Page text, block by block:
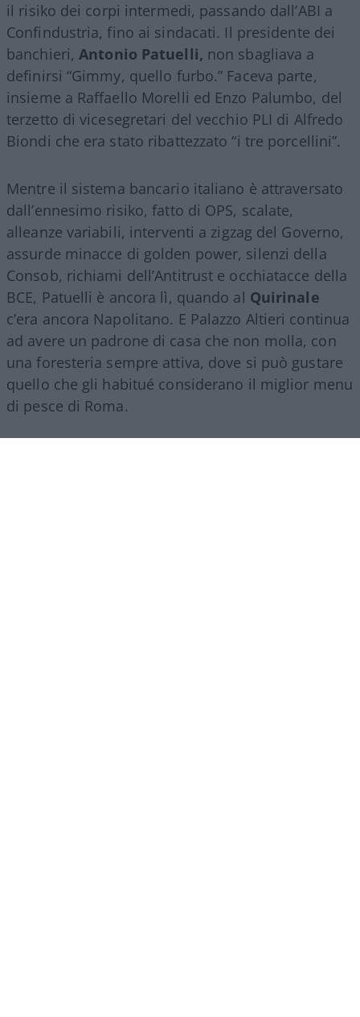
il risiko dei corpi intermedi, passando dall’ABI a
Confindustria, fino ai sindacati. Il presidente dei
banchieri,Antonio Patuelli, non sbagliava a
definirsi “Gimmy, quello furbo.” Faceva parte,
insieme a Raffaello Morelli ed Enzo Palumbo, del
terzetto di vicesegretari del vecchio PLI di Alfredo
Biondi che era stato ribattezzato “i tre porcellini”.
Mentre il sistema bancario italiano è attraversato
dall’ennesimo risiko, fatto di OPS, scalate,
alleanze variabili, interventi a zigzag del Governo,
assurde minacce di golden power, silenzi della
Consob, richiami dell’Antitrust e occhiatacce della
BCE, Patuelli è ancora lì, quando al Quirinale
c’era ancora Napolitano. E Palazzo Altieri continua
ad avere un padrone di casa che non molla, con
una foresteria sempre attiva, dove si può gustare
quello che gli habitué considerano il miglior menu
di pesce di Roma.